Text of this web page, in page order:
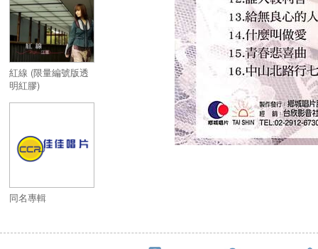
紅線 (限量編號版透
明紅膠)
同名專輯